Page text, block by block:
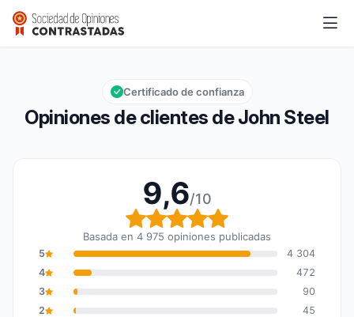
John Steel
Calificación global: 9,6 de 10
9,6/10
Opiniones de clientes de John Steel
Certificado de confianza
9,6/10
Calificación global: 9,6
Basada en 4 975 opiniones publicadas
5
4 304
4
472
3
90
2
45